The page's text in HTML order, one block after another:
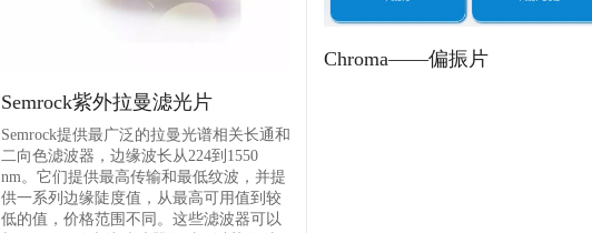
Semrock紫外拉曼滤光片
Semrock提供最广泛的拉曼光谱相关长通和
二向色滤波器，边缘波长从224到1550
nm。它们提供最高传输和最低纹波，并提
供一系列边缘陡度值，从最高可用值到较
低的值，价格范围不同。这些滤波器可以
Chroma——偏振片